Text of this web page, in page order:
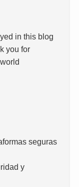
in this blog
you for
seguras
y